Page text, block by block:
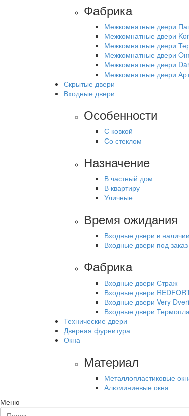
Фабрика
Межкомнатные двери
Межкомнатные двери
Межкомнатные двери
Межкомнатные двери
Межкомнатные двери
Межкомнатные двери
Скрытые двери
Входные двери
Особенности
С ковкой
Со стеклом
Назначение
В частный дом
В квартиру
Уличные
Время ожидания
Входные двери в наличии
Входные двери под заказ
Фабрика
Входные двери Страж
Входные двери
Входные двери Very Dveri
Входные двери
Технические двери
Дверная фурнитура
Окна
Материал
Металлопластиковые
Алюминиевые окна
Меню